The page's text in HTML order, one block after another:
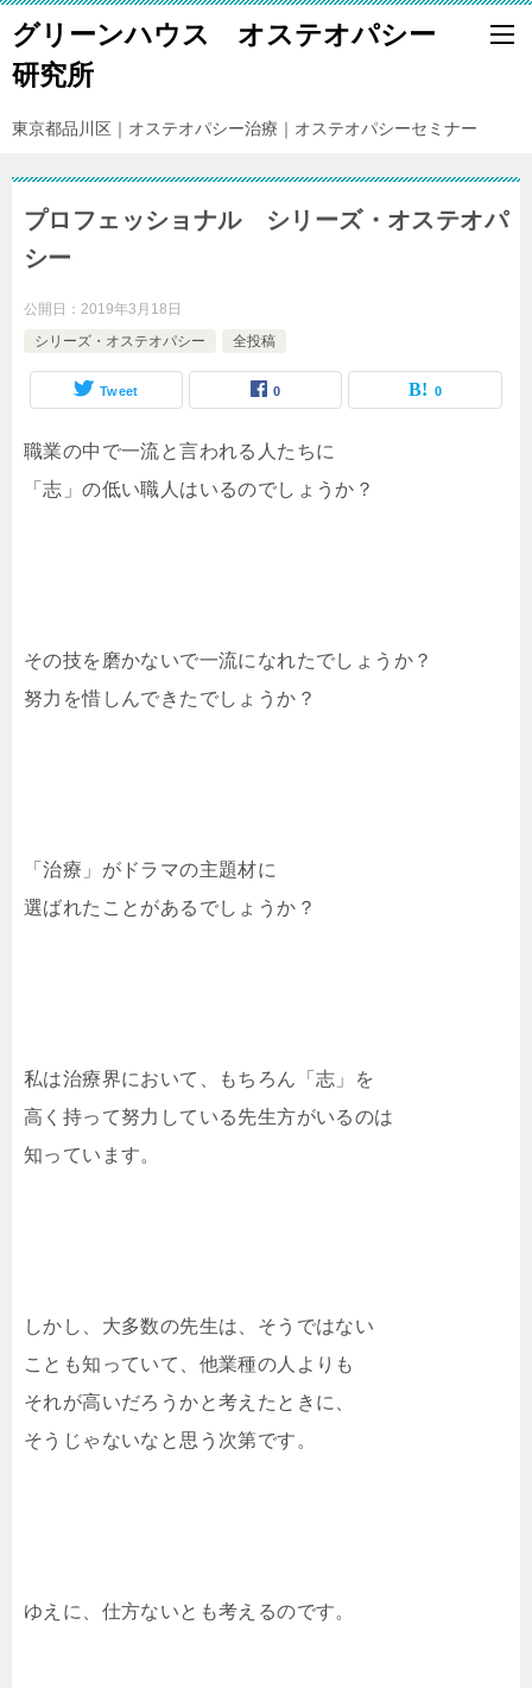
グリーンハウス オステオパシー
研究所
東京都品川区｜オステオパシー治療｜オステオパシーセミナー
プロフェッショナル シリーズ・オステオパ
シー
公開日： 2019年3月18日
シリーズ・オステオパシー
全投稿
Tweet 0 0
職業の中で一流と言われる人たちに
「志」の低い職人はいるのでしょうか？
その技を磨かないで一流になれたでしょうか？
努力を惜しんできたでしょうか？
「治療」がドラマの主題材に
選ばれたことがあるでしょうか？
私は治療界において、もちろん「志」を
高く持って努力している先生方がいるのは
知っています。
しかし、大多数の先生は、そうではない
ことも知っていて、他業種の人よりも
それが高いだろうかと考えたときに、
そうじゃないなと思う次第です。
ゆえに、仕方ないとも考えるのです。